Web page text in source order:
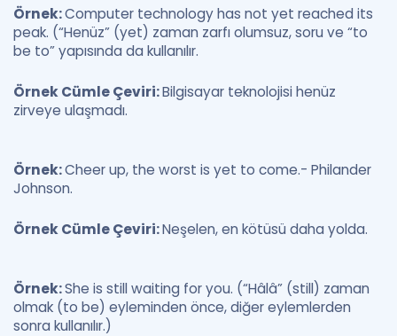
Örnek:Computer technology has not yet reached its
peak. (“Henüz” (yet) zaman zarfı olumsuz, soru ve “to
be to” yapısında da kullanılır.
Örnek Cümle Çeviri:Bilgisayar teknolojisi henüz
zirveye ulaşmadı.
Örnek:Cheer up, the worst is yet to come.- Philander
Johnson.
Örnek Cümle Çeviri:Neşelen, en kötüsü daha yolda.
Örnek:She is still waiting for you. (“Hâlâ” (still) zaman
olmak (to be) eyleminden önce, diğer eylemlerden
sonra kullanılır.)